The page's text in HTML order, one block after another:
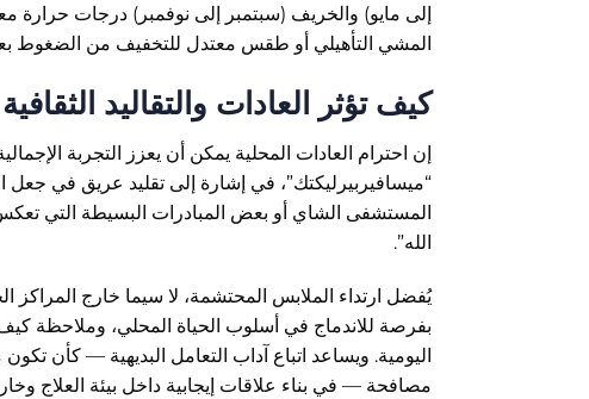
إلى مايو) والخريف (سبتمبر إلى نوفمبر) درجات حرارة
المشي التأهيلي أو طقس معتدل للتخفيف من الضغوط
كيف تؤثر العادات والتقاليد
إن احترام العادات المحلية يمكن أن يعزز التجربة
“ميسافيربيرليكتك”، في إشارة إلى تقليد عريق في
الله”.
يُفضل ارتداء الملابس المحتشمة، لا سيما خارج المراكز
بفرصة للاندماج في أسلوب الحياة المحلي، وملاحظة كيف
اليومية. ويساعد اتباع آداب التعامل البديهية — كأن
مصافحة — في بناء علاقات إيجابية داخل بيئة العلاج